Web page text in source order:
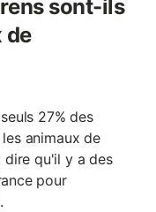
sont-ils
de
27% des
animaux de
dire qu'il y a des
pour